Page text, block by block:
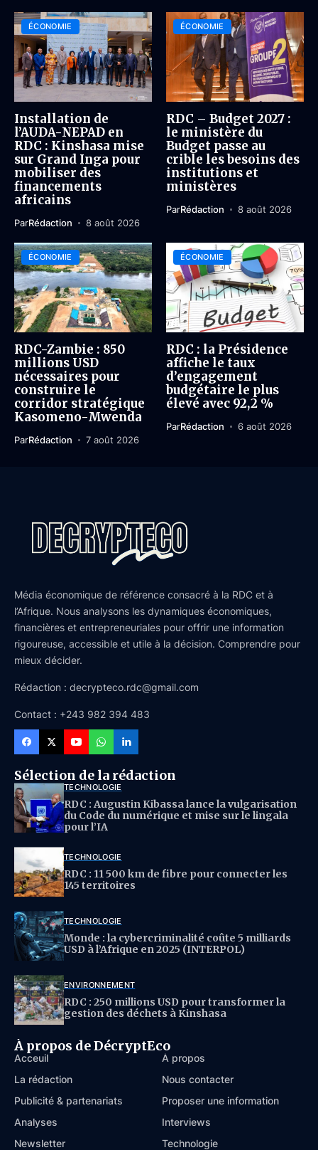
ÉCONOMIE
Installation de
l’AUDA-NEPAD en
RDC : Kinshasa mise
sur Grand Inga pour
mobiliser des
financements
africains
ParRédaction 8 août 2026
ÉCONOMIE
RDC – Budget 2027 :
le ministère du
Budget passe au
crible les besoins des
institutions et
ministères
ParRédaction 8 août 2026
ÉCONOMIE
RDC-Zambie : 850
millions USD
nécessaires pour
construire le
corridor stratégique
Kasomeno-Mwenda
ParRédaction 7 août 2026
ÉCONOMIE
RDC : la Présidence
affiche le taux
d’engagement
budgétaire le plus
élevé avec 92,2 %
ParRédaction 6 août 2026
Média économique de référence consacré à la RDC et à
l’Afrique. Nous analysons les dynamiques économiques,
financières et entrepreneuriales pour offrir une information
rigoureuse, accessible et utile à la décision. Comprendre pour
mieux décider.
Rédaction : decrypteco.rdc@gmail.com
Contact : +243 982 394 483
Sélection de la rédaction
TECHNOLOGIE
RDC : Augustin Kibassa lance la vulgarisation
du Code du numérique et mise sur le lingala
pour l’IA
TECHNOLOGIE
RDC : 11 500 km de fibre pour connecter les
145 territoires
TECHNOLOGIE
Monde : la cybercriminalité coûte 5 milliards
USD à l’Afrique en 2025 (INTERPOL)
ENVIRONNEMENT
RDC : 250 millions USD pour transformer la
gestion des déchets à Kinshasa
À propos de DécryptEco
Acceuil
À propos
La rédaction
Nous contacter
Publicité & partenariats
Proposer une information
Analyses
Interviews
Newsletter
Technologie